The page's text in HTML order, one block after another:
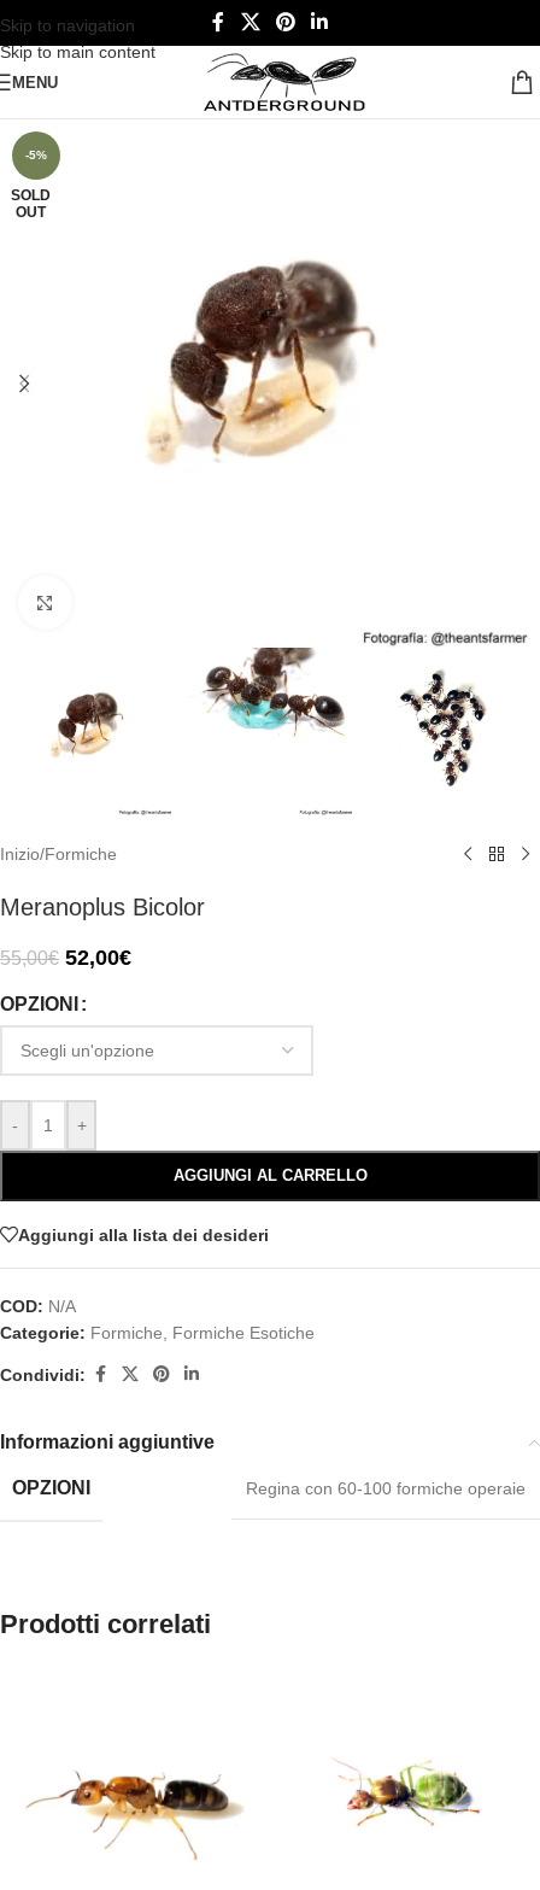
Skip to navigation
Skip to main content
MENU
-5%
SOLD
OUT
Inizio/Formiche
Meranoplus Bicolor
55,00€ 52,00€
OPZIONI
- +
AGGIUNGI AL CARRELLO
Aggiungi alla lista dei desideri
COD: N/A
Categorie: Formiche, Formiche Esotiche
Condividi:
Informazioni aggiuntive
OPZIONI Regina con 60-100 formiche operaie
Prodotti correlati